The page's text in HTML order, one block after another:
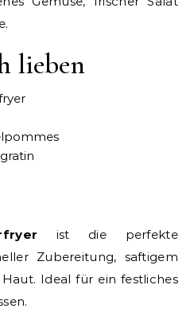
lieben
ist die perfekte
Zubereitung, saftigem
Ideal für ein festliches